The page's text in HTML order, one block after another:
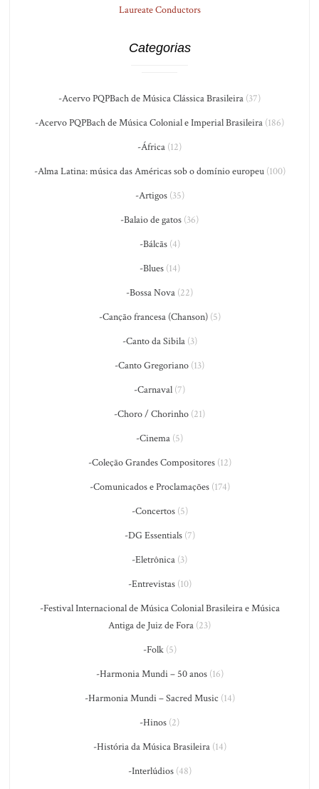
Laureate Conductors
Categorias
-Acervo PQPBach de Música Clássica Brasileira (37)
-Acervo PQPBach de Música Colonial e Imperial Brasileira (186)
-África (12)
-Alma Latina: música das Américas sob o domínio europeu(100)
-Artigos(35)
-Balaio de gatos (36)
-Bálcãs(4)
-Blues(14)
-Bossa Nova (22)
-Canção francesa (Chanson)(5)
-Canto da Sibila(3)
-Canto Gregoriano (13)
-Carnaval (7)
-Choro / Chorinho (21)
-Cinema (5)
-Coleção Grandes Compositores(12)
-Comunicados e Proclamações(174)
-Concertos(5)
-DG Essentials(7)
-Eletrônica (3)
-Entrevistas(10)
-Festival Internacional de Música Colonial Brasileira e Música
Antiga de Juiz de Fora (23)
-Folk(5)
-Harmonia Mundi – 50 anos(16)
-Harmonia Mundi – Sacred Music (14)
-Hinos (2)
-História da Música Brasileira(14)
-Interlúdios(48)